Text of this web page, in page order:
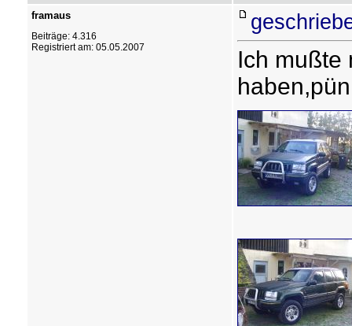
framaus
Beiträge: 4.316
Registriert am: 05.05.2007
Ich mußte